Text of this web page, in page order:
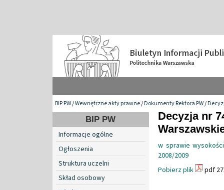
BIP PW/Wewnętrzne akty prawne/Dokumenty Rektora PW/
BIP PW
Informacje ogólne
Ogłoszenia
Struktura uczelni
Skład osobowy
Decyzja nr
w sprawie
2008/2009
Pobierz plik
pdf